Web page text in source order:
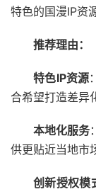
特色的国漫IP资源
推荐理由：
特色IP资源
合希望打造差异
本地化服务
供更贴近当地市
创新授权模